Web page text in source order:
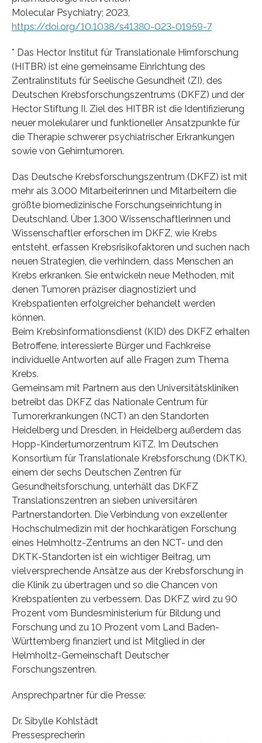
Molecular Psychiatry; 2023,
https://doi.org/10.1038/s41380-023-01959-7
* Das Hector Institut für Translationale Hirnforschung
(HITBR) ist eine gemeinsame Einrichtung des
Zentralinstituts für Seelische Gesundheit (ZI), des
Deutschen Krebsforschungszentrums (DKFZ) und der
Hector Stiftung II. Ziel des HITBR ist die Identifizierung
neuer molekularer und funktioneller Ansatzpunkte für
die Therapie schwerer psychiatrischer Erkrankungen
sowie von Gehirntumoren.
Das Deutsche Krebsforschungszentrum (DKFZ) ist mit
mehr als 3.000 Mitarbeiterinnen und Mitarbeitern die
größte biomedizinische Forschungseinrichtung in
Deutschland. Über 1.300 Wissenschaftlerinnen und
Wissenschaftler erforschen im DKFZ, wie Krebs
entsteht, erfassen Krebsrisikofaktoren und suchen nach
neuen Strategien, die verhindern, dass Menschen an
Krebs erkranken. Sie entwickeln neue Methoden, mit
denen Tumoren präziser diagnostiziert und
Krebspatienten erfolgreicher behandelt werden
können.
Beim Krebsinformationsdienst (KID) des DKFZ erhalten
Betroffene, interessierte Bürger und Fachkreise
individuelle Antworten auf alle Fragen zum Thema
Krebs.
Gemeinsam mit Partnern aus den Universitätskliniken
betreibt das DKFZ das Nationale Centrum für
Tumorerkrankungen (NCT) an den Standorten
Heidelberg und Dresden, in Heidelberg außerdem das
Hopp-Kindertumorzentrum KiTZ. Im Deutschen
Konsortium für Translationale Krebsforschung (DKTK),
einem der sechs Deutschen Zentren für
Gesundheitsforschung, unterhält das DKFZ
Translationszentren an sieben universitären
Partnerstandorten. Die Verbindung von exzellenter
Hochschulmedizin mit der hochkarätigen Forschung
eines Helmholtz-Zentrums an den NCT- und den
DKTK-Standorten ist ein wichtiger Beitrag, um
vielversprechende Ansätze aus der Krebsforschung in
die Klinik zu übertragen und so die Chancen von
Krebspatienten zu verbessern. Das DKFZ wird zu 90
Prozent vom Bundesministerium für Bildung und
Forschung und zu 10 Prozent vom Land Baden-
Württemberg finanziert und ist Mitglied in der
Helmholtz-Gemeinschaft Deutscher
Forschungszentren.
Ansprechpartner für die Presse:
Dr. Sibylle Kohlstädt
Pressesprecherin